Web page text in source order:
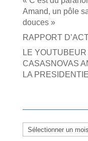
Amand, un pôle
douces »
RAPPORT
LE
CASASNOVAS
LA
Archives